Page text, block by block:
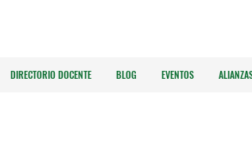
DIRECTORIO DOCENTE BLOG EVENTOS